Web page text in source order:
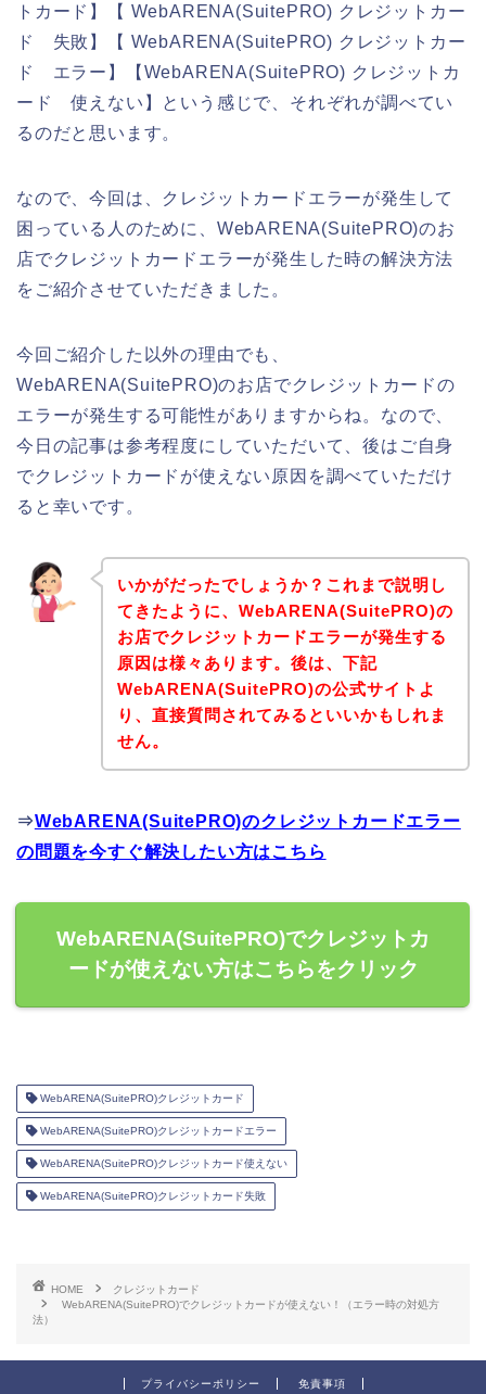
トカード】【 WebARENA(SuitePRO) クレジットカー
ド 失敗】【 WebARENA(SuitePRO) クレジットカー
ド エラー】【WebARENA(SuitePRO) クレジットカ
ード 使えない】という感じで、それぞれが調べてい
るのだと思います。
なので、今回は、クレジットカードエラーが発生して
困っている人のために、WebARENA(SuitePRO)のお
店でクレジットカードエラーが発生した時の解決方法
をご紹介させていただきました。
今回ご紹介した以外の理由でも、
WebARENA(SuitePRO)のお店でクレジットカードの
エラーが発生する可能性がありますからね。なので、
今日の記事は参考程度にしていただいて、後はご自身
でクレジットカードが使えない原因を調べていただけ
ると幸いです。
いかがだったでしょうか？これまで説明し
てきたように、WebARENA(SuitePRO)の
お店でクレジットカードエラーが発生する
原因は様々あります。後は、下記
WebARENA(SuitePRO)の公式サイトよ
り、直接質問されてみるといいかもしれま
せん。
⇒WebARENA(SuitePRO)のクレジットカードエラー
の問題を今すぐ解決したい方はこちら
WebARENA(SuitePRO)でクレジットカ
ードが使えない方はこちらをクリック
WebARENA(SuitePRO)クレジットカード
WebARENA(SuitePRO)クレジットカードエラー
WebARENA(SuitePRO)クレジットカード使えない
WebARENA(SuitePRO)クレジットカード失敗
HOME
クレジットカード
WebARENA(SuitePRO)でクレジットカードが使えない！（エラー時の対処方
法）
プライバシーポリシー 免責事項